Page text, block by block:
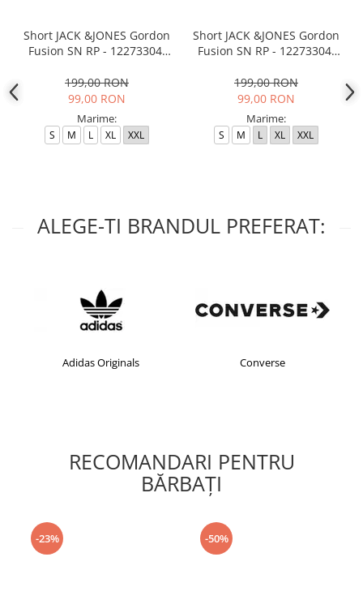
Short JACK &JONES Gordon
Fusion SN RP - 12273304-
199,00 RON
99,00 RON
Marime:
S M L XL XXL
Short JACK &JONES Gordon
Fusion SN RP - 12273304-
199,00 RON
99,00 RON
Marime:
S M L XL XXL
ALEGE-TI BRANDUL PREFERAT:
Adidas Originals Converse
RECOMANDARI PENTRU
BĂRBAŢI
-23% -50%